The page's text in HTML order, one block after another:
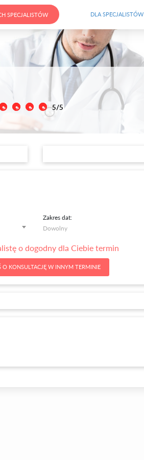
SPECJALISTÓW DLA SPECJALISTÓW
5/5
Zakres dat:
o dogodny dla Ciebie termin
O KONSULTACJĘ W INNYM TERMINIE